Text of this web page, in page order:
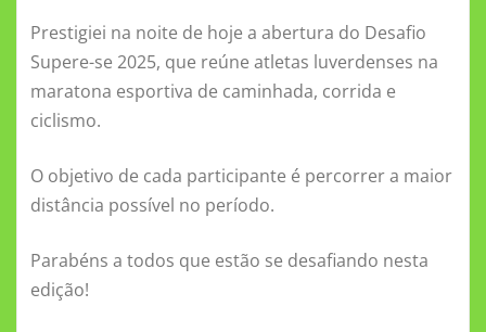
Prestigiei na noite de hoje a abertura do Desafio
Supere-se 2025, que reúne atletas luverdenses na
maratona esportiva de caminhada, corrida e
ciclismo.
O objetivo de cada participante é percorrer a maior
distância possível no período.
Parabéns a todos que estão se desafiando nesta
edição!